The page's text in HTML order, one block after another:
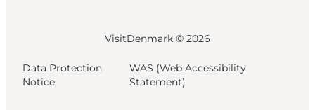
VisitDenmark © 2026
Data Protection
Notice
WAS (Web Accessibility
Statement)